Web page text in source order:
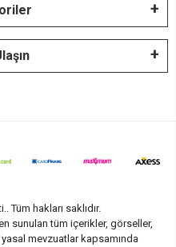
Tüm hakları saklıdır.
sunulan tüm içerikler, görseller,
mevzuatlar kapsamında